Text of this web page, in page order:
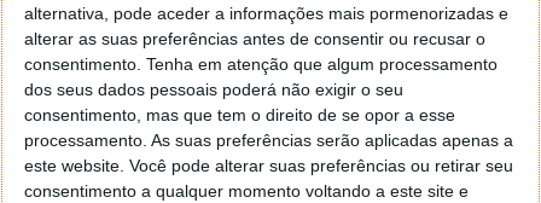
alternativa, pode aceder a informações mais pormenorizadas e
alterar as suas preferências antes de consentir ou recusar o
consentimento. Tenha em atenção que algum processamento
dos seus dados pessoais poderá não exigir o seu
consentimento, mas que tem o direito de se opor a esse
processamento. As suas preferências serão aplicadas apenas a
este website. Você pode alterar suas preferências ou retirar seu
consentimento a qualquer momento voltando a este site e
Vítor M.
7 de Novembro de 2005 às 11:21
@Rui
Tens de encontrar o que te falei. Faz da seguinte maneira,
janela iniciar e no topo dessa janela com o botão direito do
rato faz propriedades. Depois no separador Menu ‘Iniciar’
clica no botão ‘Personalizar’ aí encontrarás no separador
geral a opção para escolheres o Browser com que queres